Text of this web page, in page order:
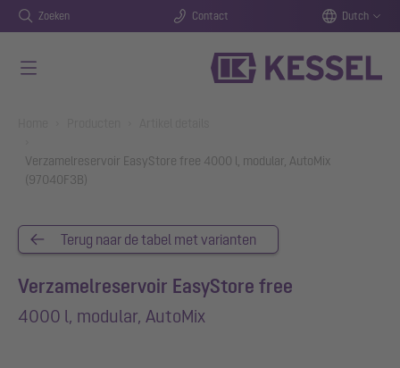
Zoeken Contact Dutch
Verzamelreservoir EasyStore free 4000 l, modular, AutoMix
(97040F3B)
Terug naar de tabel met varianten
Verzamelreservoir EasyStore free
4000 l, modular, AutoMix